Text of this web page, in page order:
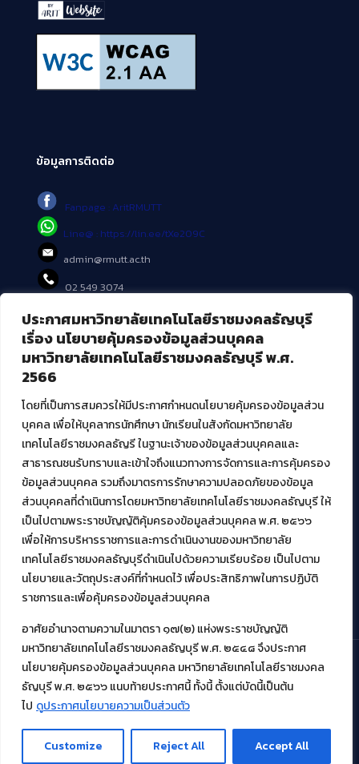
ประกาศมหาวิทยาลัยเทคโนโลยีราชมงคลธัญบุรี
เรื่อง นโยบายคุ้มครองข้อมูลส่วนบุคคล
มหาวิทยาลัยเทคโนโลยีราชมงคลธัญบุรี พ.ศ.
2566
โดยที่เป็นการสมควรให้มีประกาศกำหนดนโยบายคุ้มครองข้อมูลส่วน
บุคคล เพื่อให้บุคลากรนักศึกษา นักเรียนในสังกัดมหาวิทยาลัย
เทคโนโลยีราชมงคลธัญรี ในฐานะเจ้าของข้อมูลส่วนบุคคลและ
สาธารณชนรับทราบและเข้าใจถึงแนวทางการจัดการและการคุ้มครอง
ข้อมูลส่วนบุคคล รวมถึงมาตรการรักษาความปลอดภัยของข้อมูล
ส่วนบุคคลที่ดำเนินการโดยมหาวิทยาลัยเทคโนโลยีราชมงคลธัญบุรี ให้
เป็นไปตามพระราชบัญญัติคุ้มครองข้อมูลส่วนบุคคล พ.ศ. ๒๕๖๖
เพื่อให้การบริหารราชการและการดำเนินงานของมหาวิทยาลัย
เทคโนโลยีราชมงคลธัญบุรีดำเนินไปด้วยความเรียบร้อย เป็นไปตาม
นโยบายและวัตถุประสงค์ที่กำหนดไว้ เพื่อประสิทธิภาพในการปฏิบัติ
ราชการและเพื่อคุ้มครองข้อมูลส่วนบุคคล
อาศัยอำนาจตามความในมาตรา ๑๗(๒) แห่งพระราชบัญญัติ
มหาวิทยาลัยเทคโนโลยีราชมงคลธัญบุรี พ.ศ. ๒๕๔๘ จึงประกาศ
นโยบายคุ้มครองข้อมูลส่วนบุคคล มหาวิทยาลัยเทคโนโลยีราชมงคล
ธัญบุรี พ.ศ. ๒๕๖๖ แนบท้ายประกาศนี้ ทั้งนี้ ตั้งแต่บัดนี้เป็นต้น
ไป ดูประกาศนโยบายความเป็นส่วนตัว
Customize Reject All Accept All
ข้อมูลการติดต่อ
Fanpage : AritRMUTT
Line@ : https://lin.ee/tXe209C
admin@rmutt.ac.th
02 549 3074
บริการอื่นๆ ของ สวส.
ศูนย์สื่อดิจิทัล
ศูนย์นวัตกรรมและความรู้
สมัยใหม่ (MoSeC)
งานบริการวิชาการให้กับหน่วยงานภายนอก
โครงการส่งเสริมและพัฒนาผู้ประกอบการ SME โดย. มทร.ธัญบุรี
กิจกรรมการเชื่อมโยงเครือข่ายผู้ให้บริการเครื่องจักรกลทางการ
เกษตร ภายใต้โครงการส่งเสริมการรแปรรูปสินค้าเกษตรระดับชุมชน
กรมส่งเสริมอุตสาหกรรม
โครงการยกระดับเศรษฐกิจและสังคมรายตำบลแบบบูรณาการ (1
ตำบล 1 มหาวิทยาลัย)
© 2021 สำนักวิทยบริการและเทคโนโลยีสารสนเทศ มหาวิทยาลัย
เทคโนโลยีราชมงคลธัญบุรี